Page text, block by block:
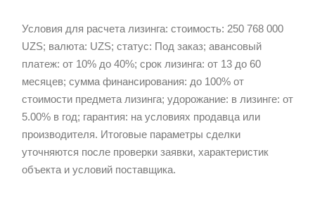
Условия для расчета лизинга: стоимость: 250 768 000
UZS; валюта: UZS; статус: Под заказ; авансовый
платеж: от 10% до 40%; срок лизинга: от 13 до 60
месяцев; сумма финансирования: до 100% от
стоимости предмета лизинга; удорожание: в лизинге: от
5.00% в год; гарантия: на условиях продавца или
производителя. Итоговые параметры сделки
уточняются после проверки заявки, характеристик
объекта и условий поставщика.